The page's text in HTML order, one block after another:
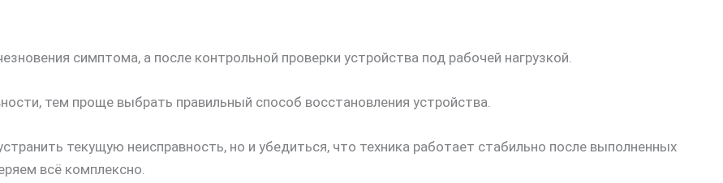
симптома, а после контрольной проверки устройства под рабочей нагрузкой.
тем проще выбрать правильный способ восстановления устройства.
текущую неисправность, но и убедиться, что техника работает стабильно после выполненных
всё комплексно.